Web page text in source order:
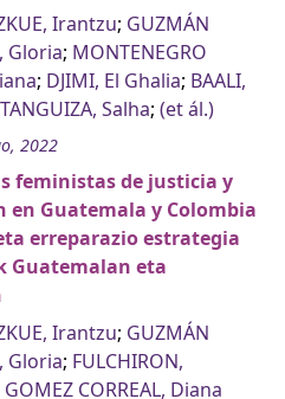
Irantzu; GUZMÁN
Gloria; MONTENEGRO
; DJIMI, El Ghalia; BAALI,
Salha; (et ál.)
2022
feministas de justicia y
en Guatemala y Colombia
erreparazio estrategia
Guatemalan eta
Irantzu; GUZMÁN
Gloria; FULCHIRON,
GOMEZ CORREAL, Diana